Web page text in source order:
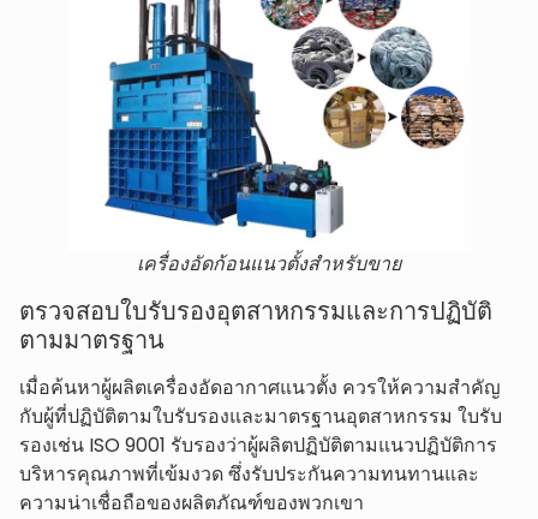
เครื่องอัดก้อนแนวตั้งสำหรับขาย
ตรวจสอบใบรับรองอุตสาหกรรมและการปฏิบัติ
ตามมาตรฐาน
เมื่อค้นหาผู้ผลิตเครื่องอัดอากาศแนวตั้ง ควรให้ความสำคัญ
กับผู้ที่ปฏิบัติตามใบรับรองและมาตรฐานอุตสาหกรรม ใบรับ
รองเช่น ISO 9001 รับรองว่าผู้ผลิตปฏิบัติตามแนวปฏิบัติการ
บริหารคุณภาพที่เข้มงวด ซึ่งรับประกันความทนทานและ
ความน่าเชื่อถือของผลิตภัณฑ์ของพวกเขา